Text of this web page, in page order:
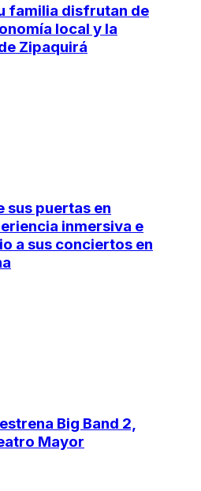
familia disfrutan de
local y la
Zipaquirá
sus puertas en
inmersiva e
a sus conciertos en
Big Band 2,
Mayor